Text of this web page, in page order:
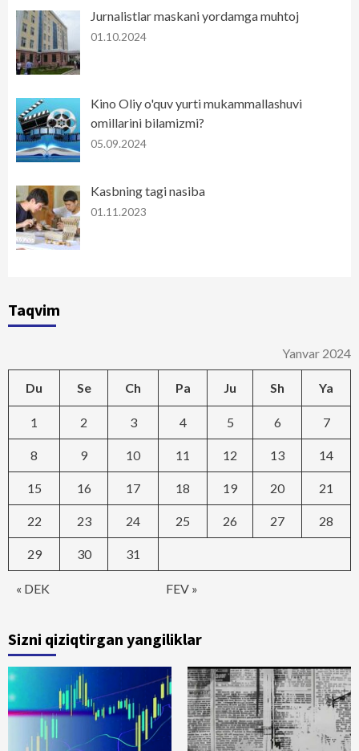
Jurnalistlar maskani yordamga muhtoj
01.10.2024
Kino Oliy o'quv yurti mukammallashuvi
omillarini bilamizmi?
05.09.2024
Kasbning tagi nasiba
01.11.2023
Taqvim
Yanvar 2024
Du Se Ch Pa Ju Sh Ya
« DEK FEV »
1 2 3 4 5 6 7
8 9 10 11 12 13 14
15 16 17 18 19 20 21
22 23 24 25 26 27 28
29 30 31
Sizni qiziqtirgan yangiliklar